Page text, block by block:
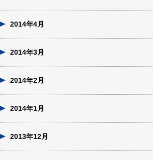
2014年4月
2014年3月
2014年2月
2014年1月
2013年12月